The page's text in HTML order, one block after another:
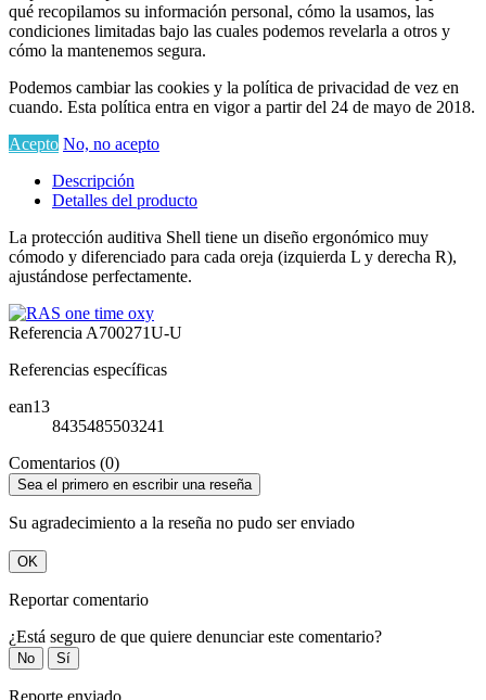
qué recopilamos su información personal, cómo la usamos, las
condiciones limitadas bajo las cuales podemos revelarla a otros y
cómo la mantenemos segura.
Podemos cambiar las cookies y la política de privacidad de vez en
cuando. Esta política entra en vigor a partir del 24 de mayo de 2018.
Acepto No, no acepto
Descripción
Detalles del producto
La protección auditiva Shell tiene un diseño ergonómico muy
cómodo y diferenciado para cada oreja (izquierda L y derecha R),
ajustándose perfectamente.
Referencia A700271U-U
Referencias específicas
ean13
8435485503241
Comentarios (0)
Sea el primero en escribir una reseña
Su agradecimiento a la reseña no pudo ser enviado
OK
Reportar comentario
¿Está seguro de que quiere denunciar este comentario?
No Sí
Reporte enviado